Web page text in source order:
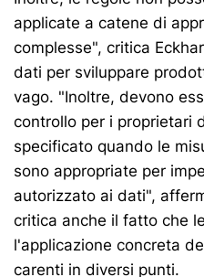
applicate a catene di
complesse", critica
dati per sviluppare
vago. "Inoltre, devono
controllo per i proprietari
specificato quando le
sono appropriate per
autorizzato ai dati",
critica anche il fatto che
l'applicazione concreta
carenti in diversi punti.